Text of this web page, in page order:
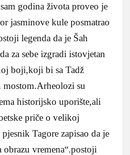
godina života proveo je
jasminove kule posmatrao
legenda da je Šah
za sebe izgradi istovjetan
boji,koji bi sa Tadž
su
historijsko uporište,ali
priče o velikoj
Tagore zapisao da je
obrazu vremena“.postoji